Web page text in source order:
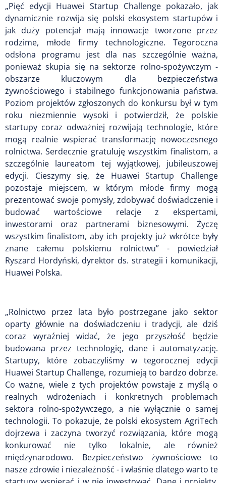
„Pięć edycji Huawei Startup Challenge pokazało, jak
dynamicznie rozwija się polski ekosystem startupów i
jak duży potencjał mają innowacje tworzone przez
rodzime, młode firmy technologiczne. Tegoroczna
odsłona programu jest dla nas szczególnie ważna,
ponieważ skupia się na sektorze rolno-spożywczym -
obszarze kluczowym dla bezpieczeństwa
żywnościowego i stabilnego funkcjonowania państwa.
Poziom projektów zgłoszonych do konkursu był w tym
roku niezmiennie wysoki i potwierdził, że polskie
startupy coraz odważniej rozwijają technologie, które
mogą realnie wspierać transformację nowoczesnego
rolnictwa. Serdecznie gratuluję wszystkim finalistom, a
szczególnie laureatom tej wyjątkowej, jubileuszowej
edycji. Cieszymy się, że Huawei Startup Challenge
pozostaje miejscem, w którym młode firmy mogą
prezentować swoje pomysły, zdobywać doświadczenie i
budować wartościowe relacje z ekspertami,
inwestorami oraz partnerami biznesowymi. Życzę
wszystkim finalistom, aby ich projekty już wkrótce były
znane całemu polskiemu rolnictwu” - powiedział
Ryszard Hordyński, dyrektor ds. strategii i komunikacji,
Huawei Polska.
„Rolnictwo przez lata było postrzegane jako sektor
oparty głównie na doświadczeniu i tradycji, ale dziś
coraz wyraźniej widać, że jego przyszłość będzie
budowana przez technologię, dane i automatyzację.
Startupy, które zobaczyliśmy w tegorocznej edycji
Huawei Startup Challenge, rozumieją to bardzo dobrze.
Co ważne, wiele z tych projektów powstaje z myślą o
realnych wdrożeniach i konkretnych problemach
sektora rolno-spożywczego, a nie wyłącznie o samej
technologii. To pokazuje, że polski ekosystem AgriTech
dojrzewa i zaczyna tworzyć rozwiązania, które mogą
konkurować nie tylko lokalnie, ale również
międzynarodowo. Bezpieczeństwo żywnościowe to
nasze zdrowie i niezależność - i właśnie dlatego warto te